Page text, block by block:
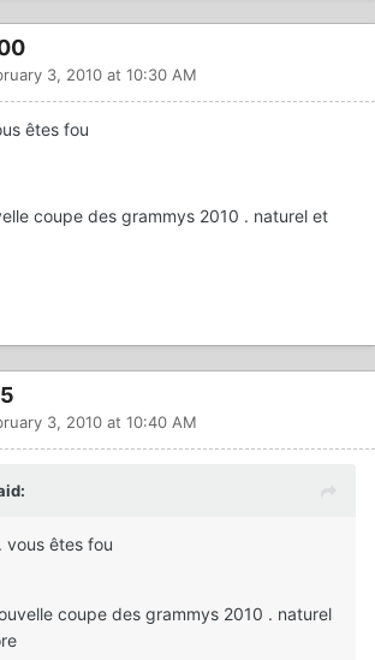
3, 2010 at 10:30 AM
êtes fou
coupe des grammys 2010 . naturel et
3, 2010 at 10:40 AM
vous êtes fou
coupe des grammys 2010 . naturel